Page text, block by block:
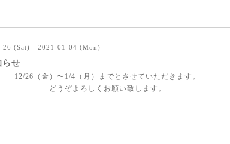
26 (Sat) - 2021-01-04 (Mon)
らせ
12/26（金）〜1/4（月）までとさせていただきます。
どうぞよろしくお願い致します。